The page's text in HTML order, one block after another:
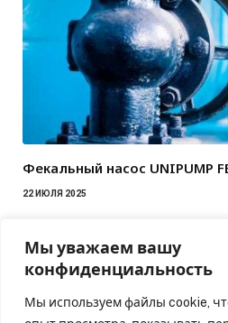
Мы уважаем вашу
конфиденциальность
Мы используем файлы cookie,
Фекальный насос UNIPUMP
22 ИЮЛЯ 2025